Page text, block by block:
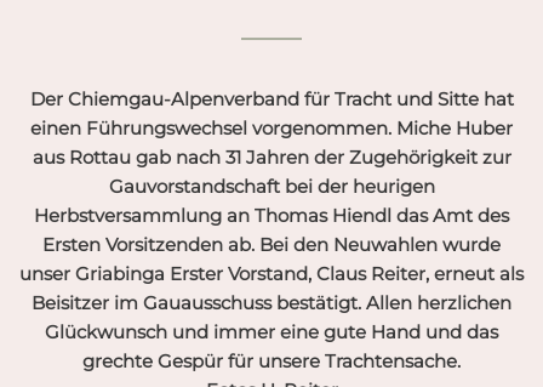
Der Chiemgau-Alpenverband für Tracht und Sitte hat
einen Führungswechsel vorgenommen. Miche Huber
aus Rottau gab nach 31 Jahren der Zugehörigkeit zur
Gauvorstandschaft bei der heurigen
Herbstversammlung an Thomas Hiendl das Amt des
Ersten Vorsitzenden ab. Bei den Neuwahlen wurde
unser Griabinga Erster Vorstand, Claus Reiter, erneut als
Beisitzer im Gauausschuss bestätigt. Allen herzlichen
Glückwunsch und immer eine gute Hand und das
grechte Gespür für unsere Trachtensache.